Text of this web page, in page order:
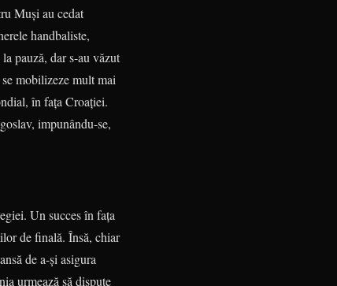
Muşi au cedat
handbaliste,
pauză, dar s-au văzut
mobilizeze mult mai
în faţa Croaţiei.
impunându-se,
Un succes în faţa
de finală. Însă, chiar
de a-şi asigura
urmează să dispute